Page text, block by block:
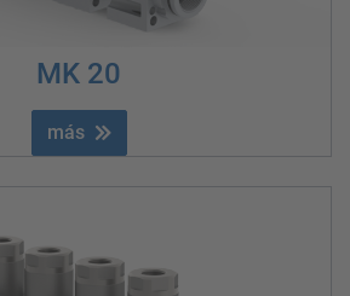
MK 20
más